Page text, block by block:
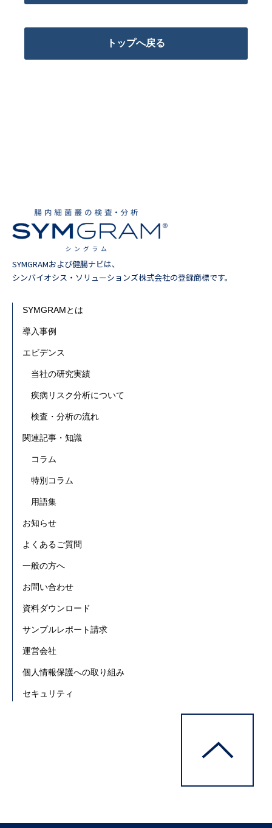
トップへ戻る
SYMGRAMおよび健腸ナビは、
シンバイオシス・ソリューションズ株式会社の登録商標です。
SYMGRAMとは
導入事例
エビデンス
当社の研究実績
疾病リスク分析について
検査・分析の流れ
関連記事・知識
コラム
特別コラム
用語集
お知らせ
よくあるご質問
一般の方へ
お問い合わせ
資料ダウンロード
サンプルレポート請求
運営会社
個人情報保護への取り組み
セキュリティ